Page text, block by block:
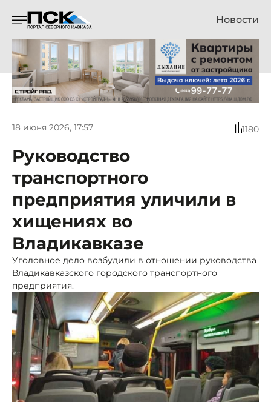
Новости
18 июня 2026, 17:57 1180
Руководство
транспортного
предприятия уличили в
хищениях во
Владикавказе
Уголовное дело возбудили в отношении руководства
Владикавказского городского транспортного
предприятия.